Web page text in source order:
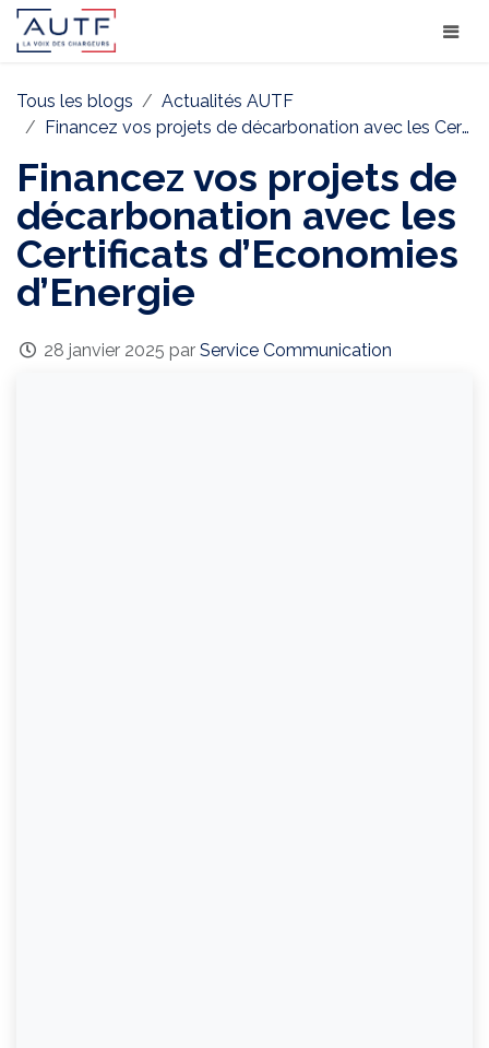
Tous les blogs
Actualités AUTF
Financez vos projets de décarbonation avec les Certificats d’Economies d’Energie
Financez vos projets de
décarbonation avec les
Certificats d’Economies
d’Energie
28 janvier 2025 par Service Communication